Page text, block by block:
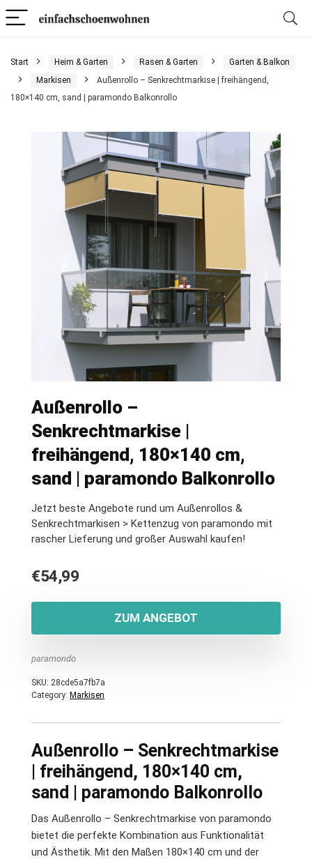
Start Heim & Garten Rasen & Garten
Garten & Balkon
Markisen
Außenrollo – Senkrechtmarkise | freihängend,
180×140 cm, sand | paramondo Balkonrollo
Außenrollo –
Senkrechtmarkise |
freihängend, 180×140 cm,
sand | paramondo Balkonrollo
Jetzt beste Angebote rund um Außenrollos &
Senkrechtmarkisen > Kettenzug von paramondo mit
rascher Lieferung und großer Auswahl kaufen!
€54,99
ZUM ANGEBOT
paramondo
SKU: 28cde5a7fb7a
Category: Markisen
Außenrollo – Senkrechtmarkise
| freihängend, 180×140 cm,
sand | paramondo Balkonrollo
Das Außenrollo – Senkrechtmarkise von paramondo
bietet die perfekte Kombination aus Funktionalität
und Ästhetik. Mit den Maßen 180×140 cm und der